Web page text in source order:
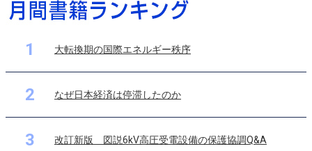
1 大転換期の国際エネルギー秩序
2 なぜ日本経済は停滞したのか
3 改訂新版 図説6kV高圧受電設備の保護協調Q&A